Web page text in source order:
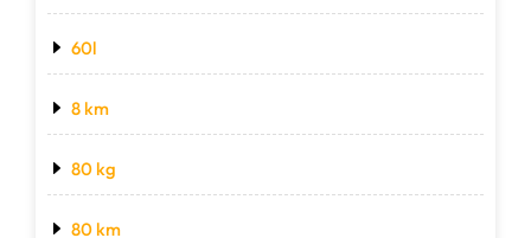
60l
8 km
80 kg
80 km